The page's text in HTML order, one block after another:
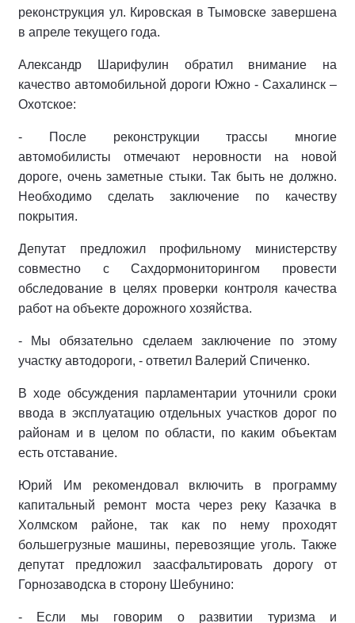
реконструкция ул. Кировская в Тымовске завершена
в апреле текущего года.
Александр Шарифулин обратил внимание на
качество автомобильной дороги Южно - Сахалинск –
Охотское:
- После реконструкции трассы многие
автомобилисты отмечают неровности на новой
дороге, очень заметные стыки. Так быть не должно.
Необходимо сделать заключение по качеству
покрытия.
Депутат предложил профильному министерству
совместно с Сахдормониторингом провести
обследование в целях проверки контроля качества
работ на объекте дорожного хозяйства.
- Мы обязательно сделаем заключение по этому
участку автодороги, - ответил Валерий Спиченко.
В ходе обсуждения парламентарии уточнили сроки
ввода в эксплуатацию отдельных участков дорог по
районам и в целом по области, по каким объектам
есть отставание.
Юрий Им рекомендовал включить в программу
капитальный ремонт моста через реку Казачка в
Холмском районе, так как по нему проходят
большегрузные машины, перевозящие уголь. Также
депутат предложил заасфальтировать дорогу от
Горнозаводска в сторону Шебунино:
- Если мы говорим о развитии туризма и